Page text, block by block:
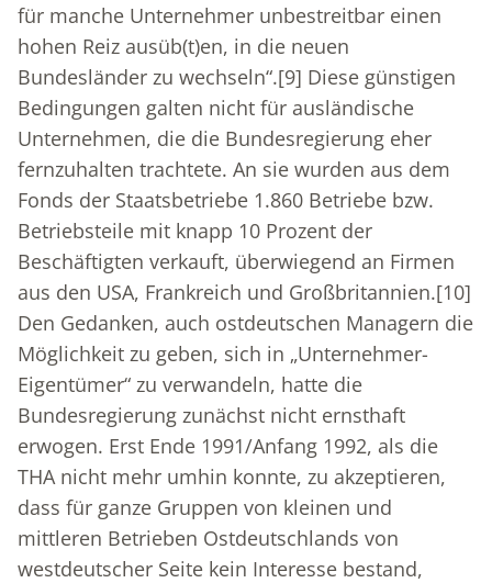
für manche Unternehmer unbestreitbar einen
hohen Reiz ausüb(t)en, in die neuen
Bundesländer zu wechseln“.[9] Diese günstigen
Bedingungen galten nicht für ausländische
Unternehmen, die die Bundesregierung eher
fernzuhalten trachtete. An sie wurden aus dem
Fonds der Staatsbetriebe 1.860 Betriebe bzw.
Betriebsteile mit knapp 10 Prozent der
Beschäftigten verkauft, überwiegend an Firmen
aus den USA, Frankreich und Großbritannien.[10]
Den Gedanken, auch ostdeutschen Managern die
Möglichkeit zu geben, sich in „Unternehmer-
Eigentümer“ zu verwandeln, hatte die
Bundesregierung zunächst nicht ernsthaft
erwogen. Erst Ende 1991/Anfang 1992, als die
THA nicht mehr umhin konnte, zu akzeptieren,
dass für ganze Gruppen von kleinen und
mittleren Betrieben Ostdeutschlands von
westdeutscher Seite kein Interesse bestand,